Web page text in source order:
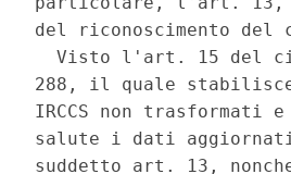
del riconoscimento
Visto l'art. 15 del
288, il quale
IRCCS non
salute i dati
suddetto art. 13,